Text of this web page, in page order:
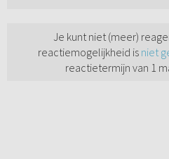
Je kunt niet (meer)
reactiemogelijkheid is niet
reactietermijn van 1